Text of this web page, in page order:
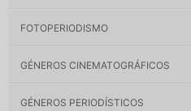
FOTOPERIODISMO
GÉNEROS CINEMATOGRÁFICOS
GÉNEROS PERIODÍSTICOS